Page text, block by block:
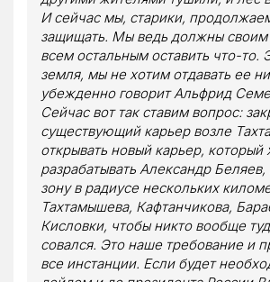
И сейчас мы, старики,
защищать. Мы ведь должны своим
всем остальным оставить что-то.
земля, мы не хотим отдавать ее
убежденно говорит Альфрид
Сейчас вот так ставим вопрос:
существующий карьер возле
открывать новый карьер, который
разрабатывать Александр Беляев,
зону в радиусе нескольких
Тахтамышева, Кафтанчикова,
Кисловки, чтобы никто вообще
совался. Это наше требование и
все инстанции. Если будет